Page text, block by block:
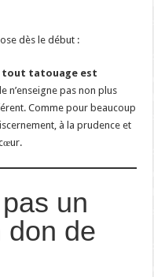
dès le début :
tout tatouage est
n’enseigne pas non plus
Comme pour beaucoup
à la prudence et
un
don de